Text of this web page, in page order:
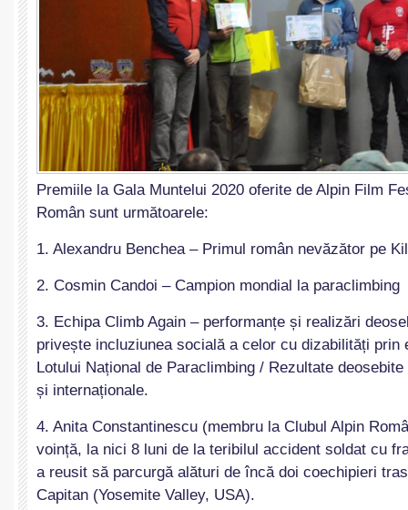
Premiile la Gala Muntelui 2020 oferite de Alpin Film
Român sunt următoarele:
1. Alexandru Benchea – Primul român nevăzător pe
2. Cosmin Candoi – Campion mondial la paraclimbing
3. Echipa Climb Again – performanțe și realizări
privește incluziunea socială a celor cu dizabilități prin
Lotului Național de Paraclimbing / Rezultate
și internaționale.
4. Anita Constantinescu (membru la Clubul Alpin
voință, la nici 8 luni de la teribilul accident soldat cu
a reusit să parcurgă alături de încă doi coechipieri
Capitan (Yosemite Valley, USA).